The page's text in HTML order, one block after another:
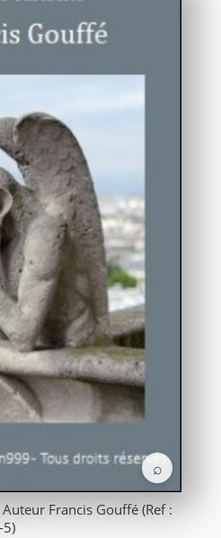
⌕
Francis Gouffé (Ref :